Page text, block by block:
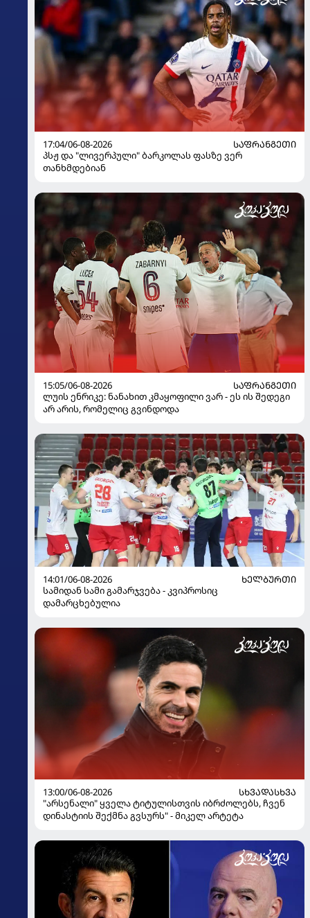
17:04/06-08-2026
ᲡᲐᲤᲠᲐᲜᲒᲔᲗᲘ
პსჟ და "ლივერპული" ბარკოლას ფასზე ვერ
თანხმდებიან
15:05/06-08-2026
ᲡᲐᲤᲠᲐᲜᲒᲔᲗᲘ
ლუის ენრიკე: ნანახით კმაყოფილი ვარ - ეს ის შედეგი
არ არის, რომელიც გვინდოდა
14:01/06-08-2026
ᲮᲔᲚᲑᲣᲠᲗᲘ
სამიდან სამი გამარჯვება - კვიპროსიც
დამარცხებულია
13:00/06-08-2026
ᲡᲮᲕᲐᲓᲐᲡᲮᲕᲐ
"არსენალი" ყველა ტიტულისთვის იბრძოლებს, ჩვენ
დინასტიის შექმნა გვსურს" - მიკელ არტეტა